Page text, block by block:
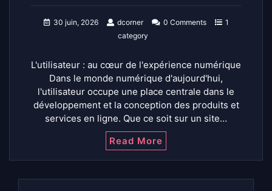
30 juin, 2026 dcorner 0 Comments
1
category
L'utilisateur : au cœur de l'expérience numérique
Dans le monde numérique d'aujourd'hui,
l'utilisateur occupe une place centrale dans le
développement et la conception des produits et
services en ligne. Que ce soit sur un site…
Read More